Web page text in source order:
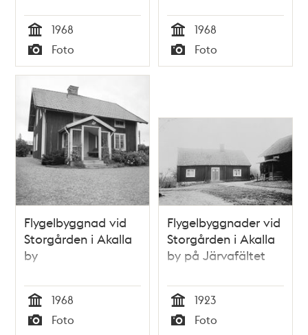
Tid
1968
Typ
Foto Tid
1968
Typ
Foto
Flygelbyggnad vid
Storgården i Akalla
by
Tid
1968
Foto
Flygelbyggnader vid
Storgården i Akalla
by på Järvafältet
Tid
1923
Foto